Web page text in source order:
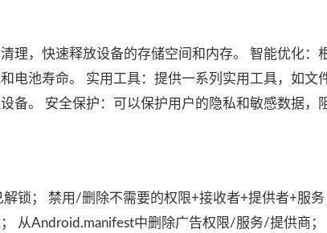
理，快速释放设备的存储空间和内存。 智能优化：
电池寿命。 实用工具：提供一系列实用工具，如文
备。 安全保护：可以保护用户的隐私和敏感数据，
锁； 禁用/删除不需要的权限+接收者+提供者+服
从Android.manifest中删除广告权限/服务/提供商